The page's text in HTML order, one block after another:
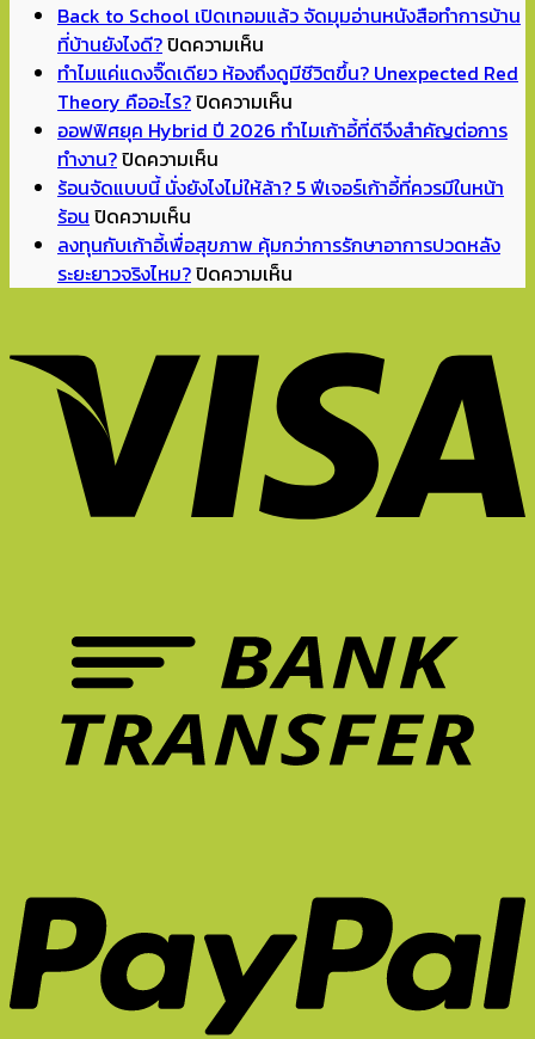
Back to School เปิดเทอมแล้ว จัดมุมอ่านหนังสือทำการบ้าน
ที่บ้านยังไงดี?ปิดความเห็น
Back
to
School
เทอม
จัด
มุม
ทำการ
บ้าน
บ้าน
ยัง
ทำไมแค่แดงจิ๊ดเดียว ห้องถึงดูมีชีวิตขึ้น? Unexpected Red
Theory คืออะไร?ปิดความเห็น
ทำไม
แดง
เดียว
มี
ชีวิต
ขึ้น?
Unexpected
Theory
ออฟฟิศยุค Hybrid ปี 2026 ทำไมเก้าอี้ที่ดีจึงสำคัญต่อการ
ทำงาน?ปิดความเห็น
ออฟฟิศ
Hybrid
ปี
เก้าอี้
สำคัญ
ต่อ
ร้อนจัดแบบนี้ นั่งยังไงไม่ให้ล้า? 5 ฟีเจอร์เก้าอี้ที่ควรมีในหน้า
ร้อน ปิดความเห็น
ร้อน
จัด
นั่ง
ยัง
ไง
ไม่
ให้
ล้า?
ควร
หน้า
ร้อน
ลงทุนกับเก้าอี้เพื่อสุขภาพ คุ้มกว่าการรักษาอาการปวดหลัง
ระยะยาวจริงไหม?ปิดความเห็น
เก้าอี้
เพื่อ
สุขภาพ
คุ้ม
ระยะ
ยาว
ไหม?